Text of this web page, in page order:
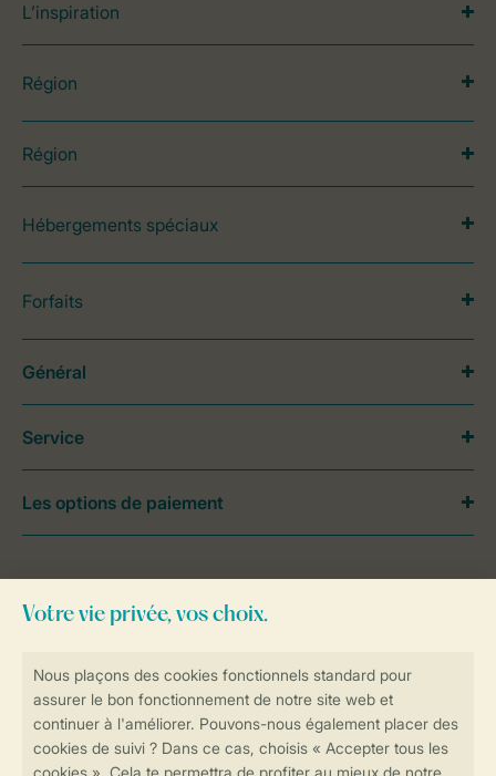
L’inspiration
Région
Région
Hébergements spéciaux
Forfaits
contactez notreContact Center.
Général
Service
Les options de paiement